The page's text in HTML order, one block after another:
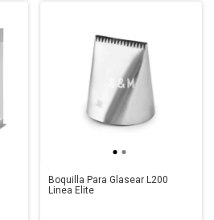
Boquilla Para Glasear L200
Linea Elite